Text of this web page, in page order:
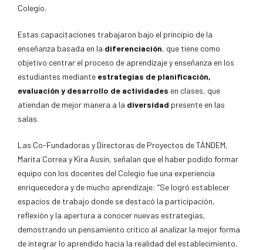
Colegio.
Estas capacitaciones trabajaron bajo el principio de la
enseñanza basada en la diferenciación, que tiene como
objetivo centrar el proceso de aprendizaje y enseñanza en los
estudiantes mediante estrategias de planificación,
evaluación y desarrollo de actividades en clases, que
atiendan de mejor manera a la diversidad presente en las
salas.
Las Co-Fundadoras y Directoras de Proyectos de TÁNDEM,
Marita Correa y Kira Ausin, señalan que el haber podido formar
equipo con los docentes del Colegio fue una experiencia
enriquecedora y de mucho aprendizaje: “Se logró establecer
espacios de trabajo donde se destacó la participación,
reflexión y la apertura a conocer nuevas estrategias,
demostrando un pensamiento crítico al analizar la mejor forma
de integrar lo aprendido hacia la realidad del establecimiento,